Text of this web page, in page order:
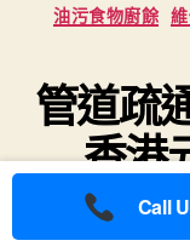
油污食物廚餘
管道疏
香港
Post
author
By水
Call